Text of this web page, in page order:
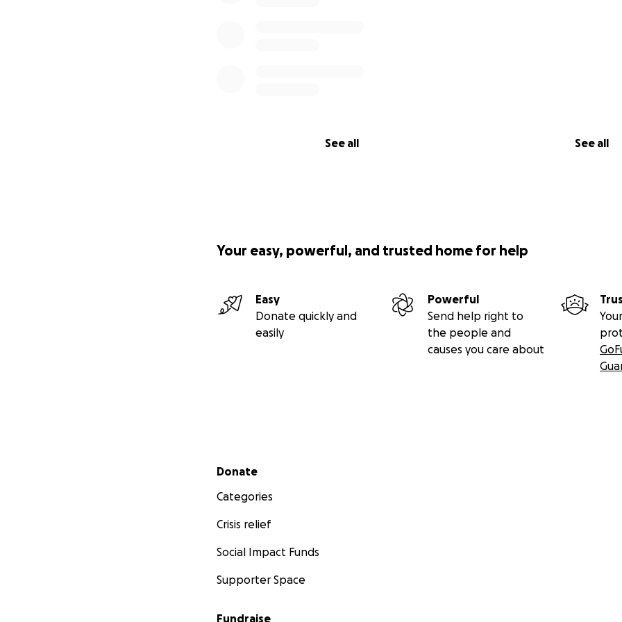
See all See all
Your easy, powerful, and trusted home for help
Easy
Donate quickly and
easily
Powerful
Send help right to
the people and
causes you care about
Secondary menu
Donate
Categories
Crisis relief
Social Impact Funds
Supporter Space
Fundraise